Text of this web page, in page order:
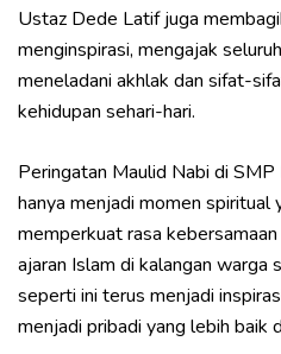
Ustaz Dede Latif juga
menginspirasi, mengajak
meneladani akhlak dan sifat-
kehidupan sehari-hari.
Peringatan Maulid Nabi di
hanya menjadi momen spiritual
memperkuat rasa
ajaran Islam di kalangan warga
seperti ini terus menjadi
menjadi pribadi yang lebih baik